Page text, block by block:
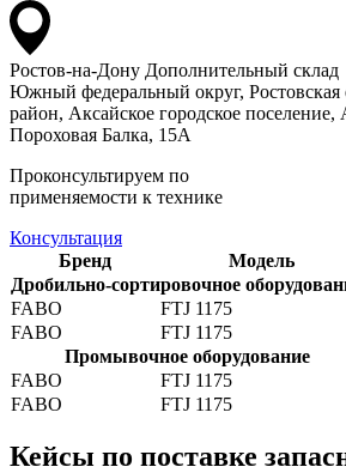
Ростов-на-Дону Дополнительный склад
Южный федеральный округ, Ростовская
район, Аксайское городское поселение,
Пороховая Балка, 15А
Проконсультируем по
применяемости к технике
Консультация
Бренд
Модель
Дробильно-сортировочное
FABO
FTJ 1175
FABO
FTJ 1175
Промывочное оборудование
FABO
FTJ 1175
FABO
FTJ 1175
Кейсы по поставке